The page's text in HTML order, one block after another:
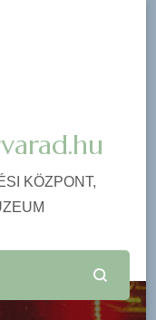
KÖZPONT,